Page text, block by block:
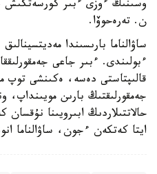
وسىنىڭ ءوزى ءبىر
ن. تەرەحوۆا.
ساۋالناما بارىسىندا
ءبولىندى. ءبىر جاعى
قالىپتاستى دەسە، ەكىنشى توپ
جەمقورلىقتىڭ بارىن مويىنداپ،
حالاتتىلاردىڭ ابىرويىنا
ايتا كەتكەن ءجون، ساۋالناما